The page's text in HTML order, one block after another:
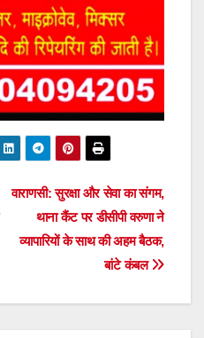
वाराणसी: सुरक्षा और सेवा का संगम,
थाना कैंट पर डीसीपी वरुणा ने
व्यापारियों के साथ की अहम बैठक,
बांटे कंबल